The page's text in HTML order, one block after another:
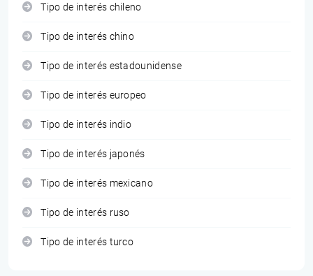
Tipo de interés chileno
Tipo de interés chino
Tipo de interés estadounidense
Tipo de interés europeo
Tipo de interés indio
Tipo de interés japonés
Tipo de interés mexicano
Tipo de interés ruso
Tipo de interés turco